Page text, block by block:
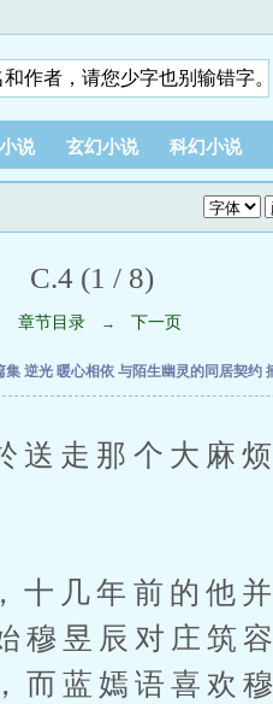
说 玄幻小说 科幻小说
C.4 (1 / 8)
章节目录 → 下一页
集 逆光 暖心相依 与陌生幽灵的同居契约
那个大麻烦
年前的他并
穆昱辰对庄筑
而蓝嫣语喜欢